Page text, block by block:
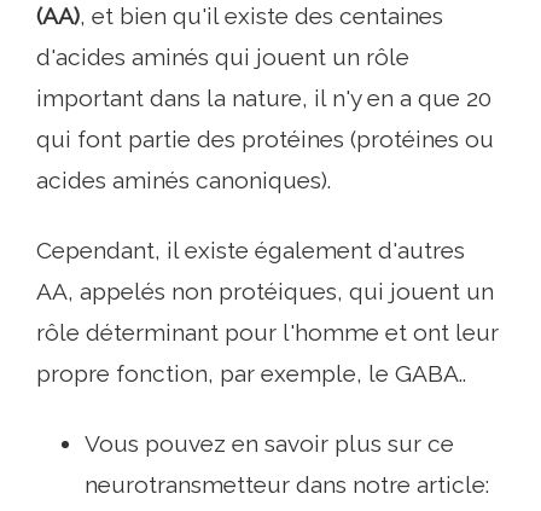
(AA), et bien qu'il existe des centaines
d'acides aminés qui jouent un rôle
important dans la nature, il n'y en a que 20
qui font partie des protéines (protéines ou
acides aminés canoniques).
Cependant, il existe également d'autres
AA, appelés non protéiques, qui jouent un
rôle déterminant pour l'homme et ont leur
propre fonction, par exemple, le GABA..
Vous pouvez en savoir plus sur ce
neurotransmetteur dans notre article: